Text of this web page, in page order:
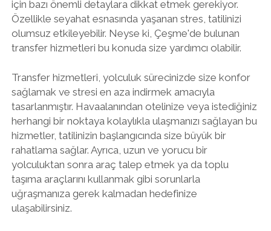
için bazı önemli detaylara dikkat etmek gerekiyor.
Özellikle seyahat esnasında yaşanan stres, tatilinizi
olumsuz etkileyebilir. Neyse ki, Çeşme'de bulunan
transfer hizmetleri bu konuda size yardımcı olabilir.
Transfer hizmetleri, yolculuk sürecinizde size konfor
sağlamak ve stresi en aza indirmek amacıyla
tasarlanmıştır. Havaalanından otelinize veya istediğiniz
herhangi bir noktaya kolaylıkla ulaşmanızı sağlayan bu
hizmetler, tatilinizin başlangıcında size büyük bir
rahatlama sağlar. Ayrıca, uzun ve yorucu bir
yolculuktan sonra araç talep etmek ya da toplu
taşıma araçlarını kullanmak gibi sorunlarla
uğraşmanıza gerek kalmadan hedefinize
ulaşabilirsiniz.